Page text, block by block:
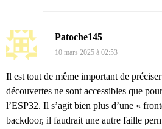
Patoche145
10 mars 2025 à 02:53
Il est tout de même important de
découvertes ne sont accessibles que
l’ESP32. Il s’agit bien plus d’une «
backdoor, il faudrait une autre faille